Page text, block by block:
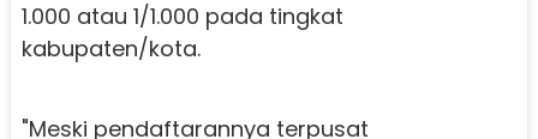
1.000 atau 1/1.000 pada tingkat
kabupaten/kota.
"Meski pendaftarannya terpusat